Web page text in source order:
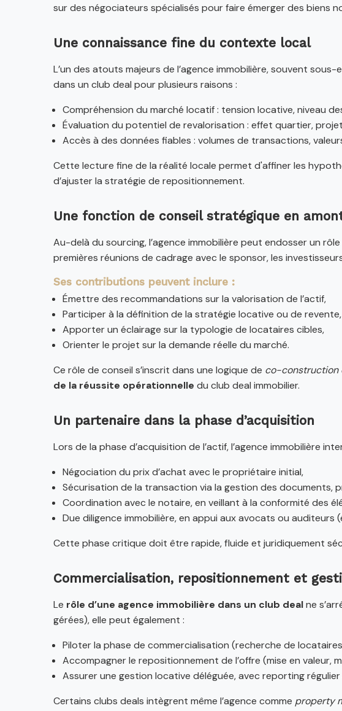
sur des négociateurs spécialisés pour faire émerger des biens
Une connaissance fine du contexte local
L’un des atouts majeurs de l’agence immobilière, souvent
dans un club deal pour plusieurs raisons :
Compréhension du marché locatif : tension locative, niveau
Évaluation du potentiel de revalorisation : effet quartier,
Accès à des données fiables : volumes de transactions,
Cette lecture fine de la réalité locale permet d'affiner les
d’ajuster la stratégie de repositionnement.
Une fonction de conseil stratégique en
Au-delà du sourcing, l’agence immobilière peut endosser un
premières réunions de cadrage avec le sponsor, les
Ses contributions peuvent inclure :
Émettre des recommandations sur la valorisation de l’actif,
Participer à la définition de la stratégie locative ou de revente,
Apporter un éclairage sur la typologie de locataires cibles,
Orienter le projet sur la demande réelle du marché.
Ce rôle de conseil s’inscrit dans une logique de co-construction
de la réussite opérationnelle du club deal immobilier.
Un partenaire dans la phase d’acquisition
Lors de la phase d’acquisition de l’actif, l’agence immobilière
Négociation du prix d’achat avec le propriétaire initial,
Sécurisation de la transaction via la gestion des documents,
Coordination avec le notaire, en veillant à la conformité des
Due diligence immobilière, en appui aux avocats ou
Cette phase critique doit être rapide, fluide et juridiquement
Commercialisation, repositionnement et
Le rôle d’une agence immobilière dans un club dealne
gérées), elle peut également :
Piloter la phase de commercialisation (recherche de
Accompagner le repositionnement de l’offre (mise en valeur,
Assurer une gestion locative déléguée, avec reporting régulier
Certains clubs deals intègrent même l’agence comme property